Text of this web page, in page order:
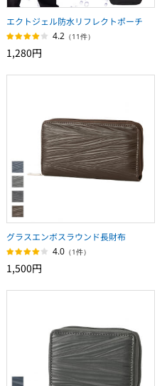
エクトジェル防水リフレクトポーチ
4.2 （11件）
1,280円
グラスエンボスラウンド長財布
4.0 （1件）
1,500円